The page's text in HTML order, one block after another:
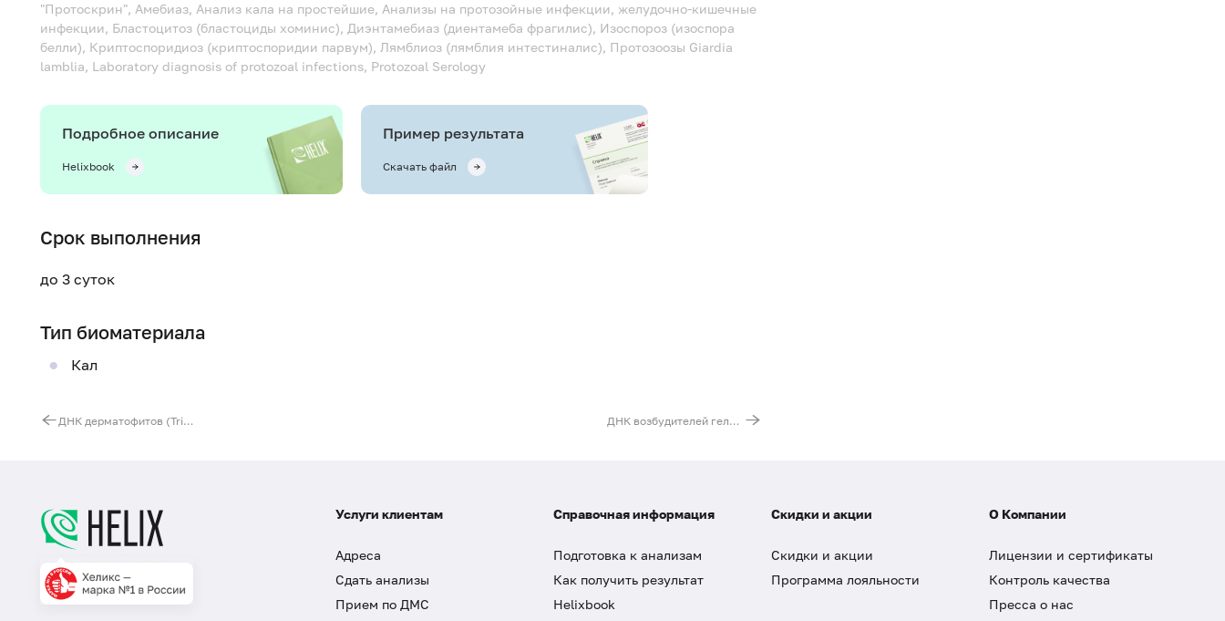
"Протоскрин", Амебиаз, Анализ кала на простейшие, Анализы на протозойные инфекции, желудочно-кишечные
инфекции, Бластоцитоз (бластоциды хоминис), Диэнтамебиаз (диентамеба фрагилис), Изоспороз (изоспора
белли), Криптоспоридиоз (криптоспоридии парвум), Лямблиоз (лямблия интестиналис), Протозоозы Giardia
lamblia, Laboratory diagnosis of protozoal infections, Protozoal Serology
Подробное описание
Helixbook
Пример результата
Скачать файл
Срок выполнения
до 3 суток
Тип биоматериала
Кал
ДНК дерматофитов (Trichophyton, Epidermophyton, Microsporum) ДНК возбудителей гельминтозов (Ascaris lumbricoides, Enterobius vermicularis, Opisthorchis felineus, Taenia solium, Diphyllobothrium latum), реал-тайм ПЦР
Услуги клиентам
Адреса
Сдать анализы
Прием по ДМС
Справочная информация
Подготовка к анализам
Как получить результат
Helixbook
Скидки и акции
Скидки и акции
Программа лояльности
О Компании
Лицензии и сертификаты
Контроль качества
Пресса о нас